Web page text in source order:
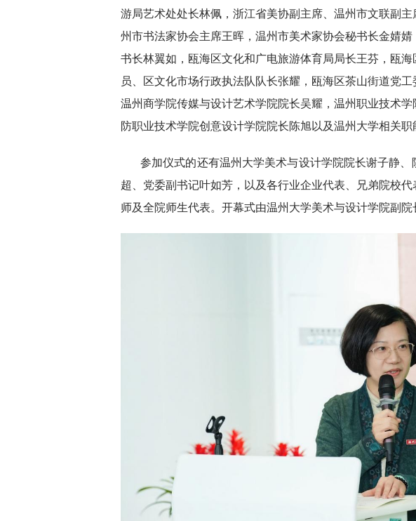
游局艺术处处长林佩，浙江省美协副主席、温州市文联副
州市书法家协会主席王晖，温州市美术家协会秘书长金婧
书长林翼如，瓯海区文化和广电旅游体育局局长王芬，瓯
员、区文化市场行政执法队队长张耀，瓯海区茶山街道党工
温州商学院传媒与设计艺术学院院长吴耀，温州职业技术
防职业技术学院创意设计学院院长陈旭以及温州大学相关职
参加仪式的还有温州大学美术与设计学院院长谢子静
超、党委副书记叶如芳，以及各行业企业代表、兄弟院校
师及全院师生代表。开幕式由温州大学美术与设计学院副院